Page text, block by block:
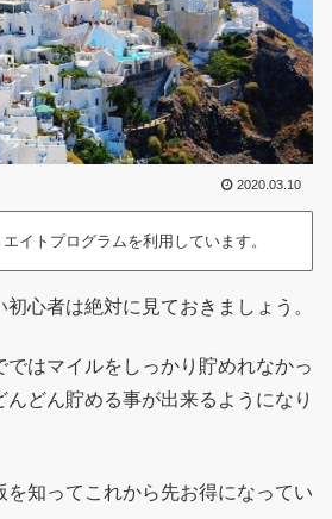
2020.03.10
イトプログラムを利用しています。
心者は絶対に見ておきましょう。
ではマイルをしっかり貯めれなかっ
どん貯める事が出来るようになり
を知ってこれから先お得になってい